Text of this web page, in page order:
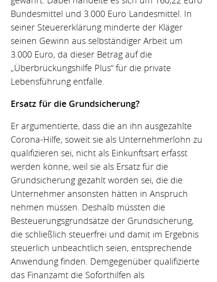
Bundesmittel und 3.000 Euro Landesmittel. In
seiner Steuererklärung minderte der Kläger
seinen Gewinn aus selbständiger Arbeit um
3.000 Euro, da dieser Betrag auf die
„Überbrückungshilfe Plus“ für die private
Lebensführung entfalle.
Ersatz für die Grundsicherung?
Er argumentierte, dass die an ihn ausgezahlte
Corona-Hilfe, soweit sie als Unternehmerlohn zu
qualifizieren sei, nicht als Einkunftsart erfasst
werden könne, weil sie als Ersatz für die
Grundsicherung gezahlt worden sei, die die
Unternehmer ansonsten hätten in Anspruch
nehmen müssen. Deshalb müssten die
Besteuerungsgrundsätze der Grundsicherung,
die schließlich steuerfrei und damit im Ergebnis
steuerlich unbeachtlich seien, entsprechende
Anwendung finden. Demgegenüber qualifizierte
das Finanzamt die Soforthilfen als